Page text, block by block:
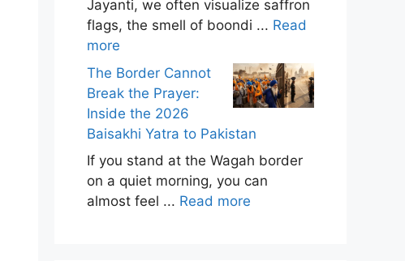
Jayanti, we often visualize saffron
flags, the smell of boondi ... Read
more
The Border Cannot
Break the Prayer:
Inside the 2026
Baisakhi Yatra to Pakistan
If you stand at the Wagah border
on a quiet morning, you can
almost feel ... Read more